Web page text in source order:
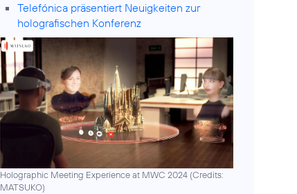
Telefónica präsentiert Neuigkeiten zur
holografischen Konferenz
Holographic Meeting Experience at MWC 2024 (Credits:
MATSUKO)